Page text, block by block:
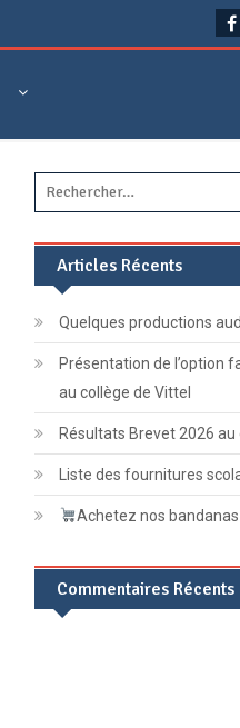
Articles Récents
Quelques productions
Présentation de l’option
au collège de Vittel
Résultats Brevet 2026 au
Liste des fournitures
Achetez nos bandanas
Commentaires Récents